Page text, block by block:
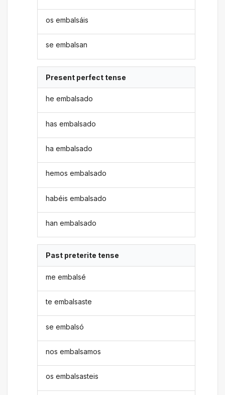
os embalsáis
se embalsan
Present perfect tense
he embalsado
has embalsado
ha embalsado
hemos embalsado
habéis embalsado
han embalsado
Past preterite tense
me embalsé
te embalsaste
se embalsó
nos embalsamos
os embalsasteis